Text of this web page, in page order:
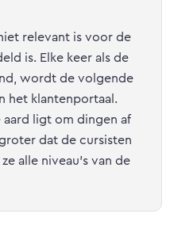
relevant is voor de
is. Elke keer als de
wordt de volgende
het klantenportaal.
ligt om dingen af
dat de cursisten
alle niveau's van de